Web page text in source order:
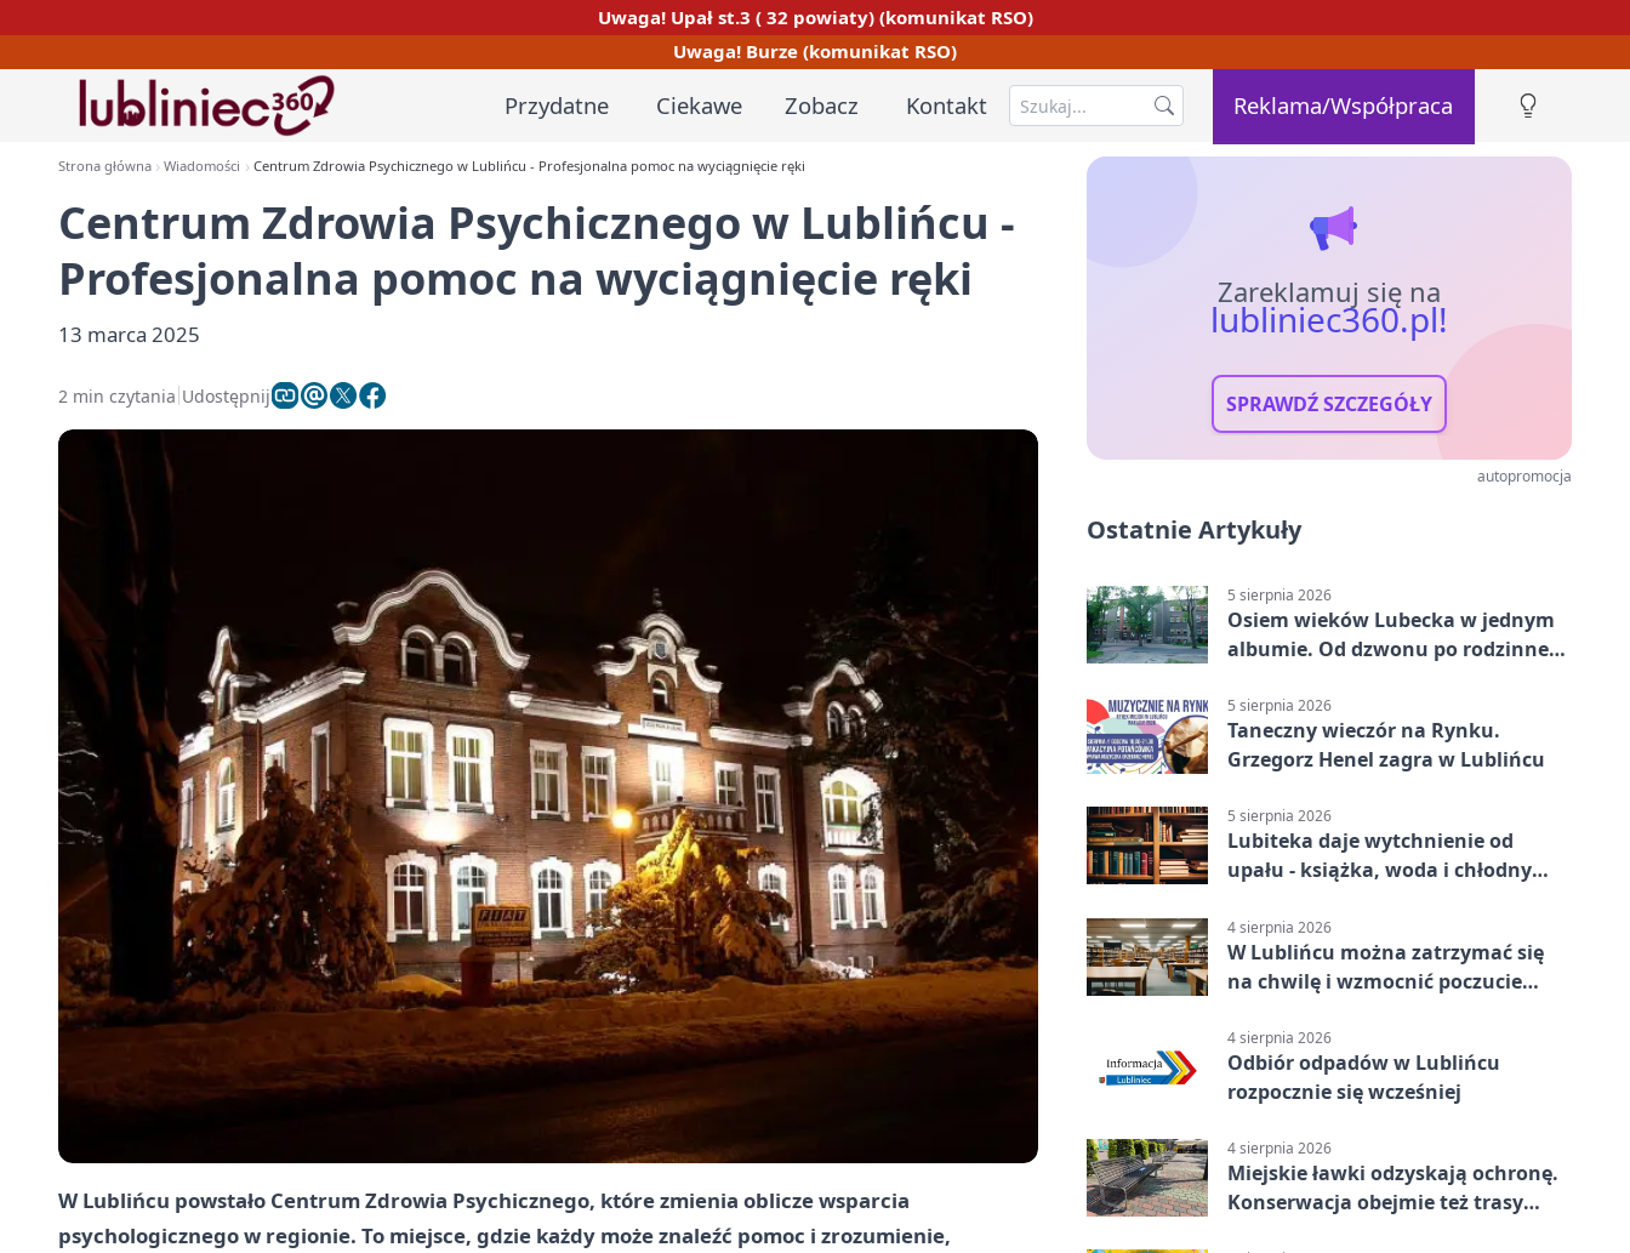
Uwaga! Upał st.3 ( 32 powiaty) (komunikat RSO)
Uwaga! Burze (komunikat RSO)
Przydatne Ciekawe Zobacz Kontakt Reklama/Współpraca
Strona główna Wiadomości Centrum Zdrowia Psychicznego w Lublińcu - Profesjonalna pomoc na wyciągnięcie ręki
Centrum Zdrowia Psychicznego w Lublińcu -
Profesjonalna pomoc na wyciągnięcie ręki
13 marca 2025
2 min czytania Udostępnij
W Lublińcu powstało Centrum Zdrowia Psychicznego, które zmienia oblicze wsparcia
psychologicznego w regionie. To miejsce, gdzie każdy może znaleźć pomoc i zrozumienie,
Zareklamuj się na
lubliniec360.pl!
SPRAWDŹ SZCZEGÓŁY
autopromocja
Ostatnie Artykuły
5 sierpnia 2026
Osiem wieków Lubecka w jednym
albumie. Od dzwonu po rodzinne
5 sierpnia 2026
Taneczny wieczór na Rynku.
Grzegorz Henel zagra w Lublińcu
5 sierpnia 2026
Lubiteka daje wytchnienie od
upału - książka, woda i chłodny
4 sierpnia 2026
W Lublińcu można zatrzymać się
na chwilę i wzmocnić poczucie
4 sierpnia 2026
Odbiór odpadów w Lublińcu
rozpocznie się wcześniej
4 sierpnia 2026
Miejskie ławki odzyskają ochronę.
Konserwacja obejmie też trasy